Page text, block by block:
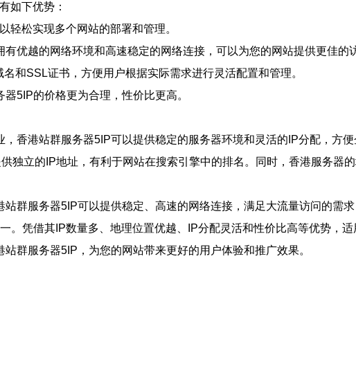
如下优势：
轻松实现多个网站的部署和管理。
优越的网络环境和高速稳定的网络连接，可以为您的网站提供更佳的
和SSL证书，方便用户根据实际需求进行灵活配置和管理。
5IP的价格更为合理，性价比更高。
香港站群服务器5IP可以提供稳定的服务器环境和灵活的IP分配，方便
独立的IP地址，有利于网站在搜索引擎中的排名。同时，香港服务器
群服务器5IP可以提供稳定、高速的网络连接，满足大流量访问的需
。凭借其IP数量多、地理位置优越、IP分配灵活和性价比高等优势，
群服务器5IP，为您的网站带来更好的用户体验和推广效果。